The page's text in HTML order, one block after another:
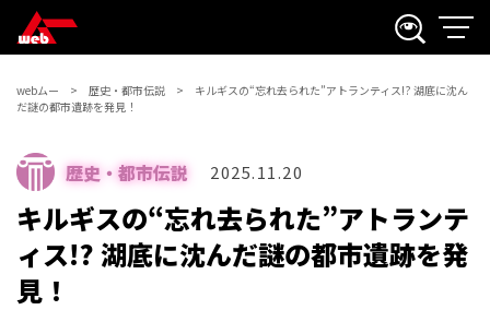
webムー 歴史・都市伝説
キルギスの“忘れ去られた”アトランティス!? 湖底に沈ん
だ謎の都市遺跡を発見！
歴史・都市伝説 2025.11.20
キルギスの“忘れ去られた”アトランテ
ィス!? 湖底に沈んだ謎の都市遺跡を発
見！